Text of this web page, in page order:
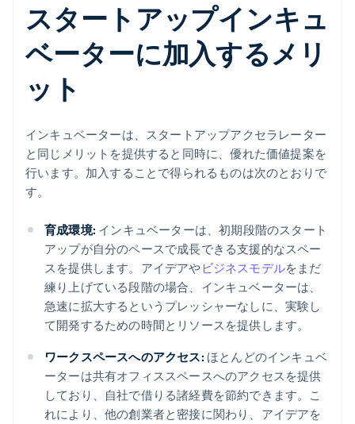
スタートアップインキュ
ベーターに加入するメリ
ット
インキュベーターは、スタートアップアクセラレーター
と同じメリットを提供すると同時に、優れた価値提案を
行います。加入することで得られるものは次のとおりで
す。
育成環境: インキュベーターは、初期段階のスタート
アップが自分のペースで成長できる支援的なスペー
スを提供します。アイデアや ビジネスモデルをまだ
練り上げている段階の場合、インキュベーターは、
急速に拡大するというプレッシャーなしに、実験し
て開発するための時間とリソースを提供します。
ワークスペースへのアクセス: ほとんどのインキュベ
ーターは共有オフィススペースへのアクセスを提供
しており、自社で借りる諸経費を節約できます。こ
れにより、他の創業者と密接に関わり、アイデアを